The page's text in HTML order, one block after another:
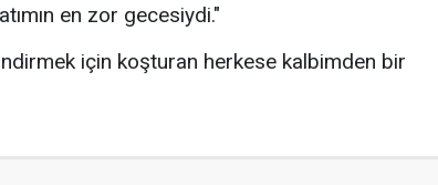
en zor gecesiydi."
için koşturan herkese kalbimden bir